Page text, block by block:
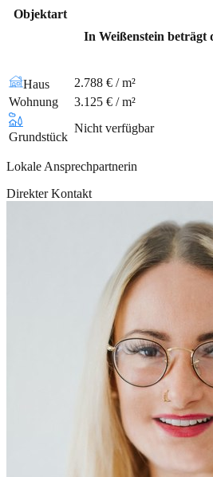
Objektart
In Weißenstein beträgt
Haus
2.788 € / m²
Wohnung
3.125 € / m²
Grundstück
Nicht verfügbar
Lokale Ansprechpartnerin
Direkter Kontakt